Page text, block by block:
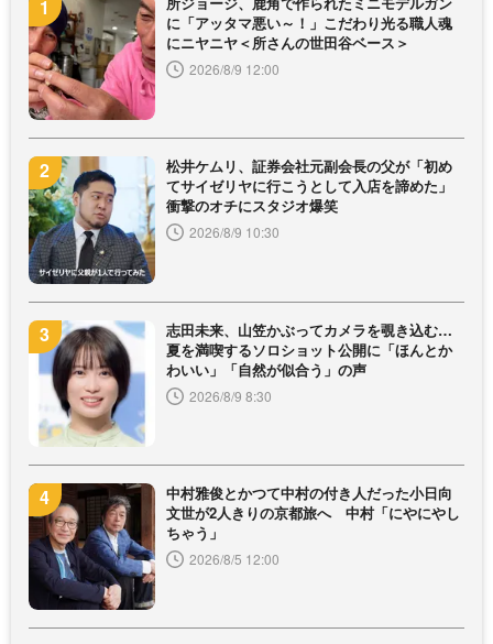
に「アッタマ悪い～！」こだわり光る職人魂
にニヤニヤ＜所さんの世田谷ベース＞
2026/8/9 12:00
松井ケムリ、証券会社元副会長の父が「初め
てサイゼリヤに行こうとして入店を諦めた」
衝撃のオチにスタジオ爆笑
2026/8/9 10:30
志田未来、山笠かぶってカメラを覗き込む…
夏を満喫するソロショット公開に「ほんとか
わいい」「自然が似合う」の声
2026/8/9 8:30
中村雅俊とかつて中村の付き人だった小日向
文世が2人きりの京都旅へ 中村「にやにやし
ちゃう」
2026/8/5 12:00